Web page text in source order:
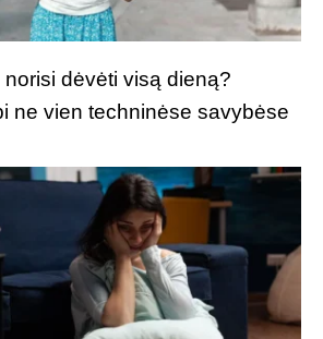
dėvėti visą dieną?
ne vien techninėse savybėse